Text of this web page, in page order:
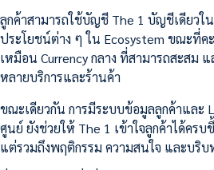
ลูกค้าสามารถใช้บัญชี The 1 บัญชีเดียวใ
ประโยชน์ต่าง ๆ ใน Ecosystem ขณะที่
เหมือน Currency กลาง ที่สามารถสะสม
หลายบริการและร้านค้า
ขณะเดียวกัน การมีระบบข้อมูลลูกค้าและ
ศูนย์ ยังช่วยให้ The 1 เข้าใจลูกค้าได้คร
แต่รวมถึงพฤติกรรม ความสนใจ และบริ